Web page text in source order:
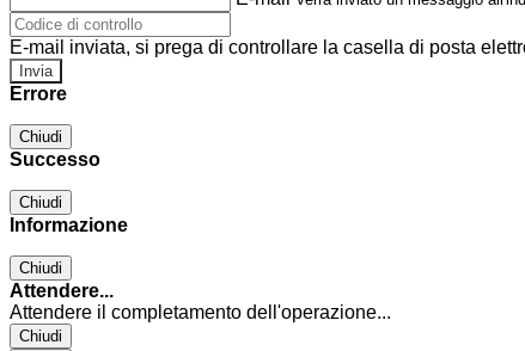
E-mail inviata, si prega di controllare la casella di posta
Errore
Chiudi
Successo
Chiudi
Informazione
Chiudi
Attendere...
Attendere il completamento dell'operazione...
Chiudi